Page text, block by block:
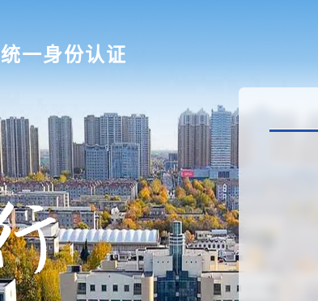
统一身份认证